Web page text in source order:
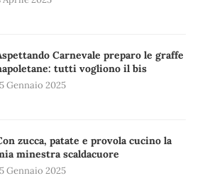
Carnevale preparo le graffe
tutti vogliono il bis
Gennaio 2025
zucca, patate e provola cucino la
minestra scaldacuore
Gennaio 2025